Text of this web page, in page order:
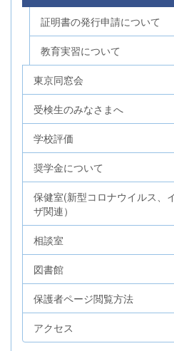
証明書の発行申請について
教育実習について
東京同窓会
受検生のみなさまへ
学校評価
奨学金について
保健室(新型コロナウイルス、
ザ関連）
相談室
図書館
保護者ページ閲覧方法
アクセス